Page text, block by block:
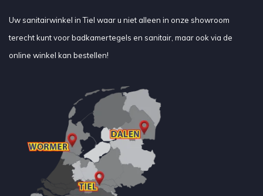
Uw sanitairwinkel in Tiel waar u niet alleen in onze showroom
terecht kunt voor badkamertegels en sanitair, maar ook via de
online winkel kan bestellen!